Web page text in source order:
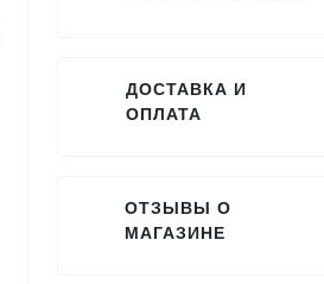
ДОСТАВКА И
ОПЛАТА
ОТЗЫВЫ О
МАГАЗИНЕ